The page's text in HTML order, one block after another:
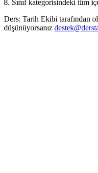
8. Sınıf kategorisindeki tüm
Ders: Tarih Ekibi tarafından
düşünüyorsanız